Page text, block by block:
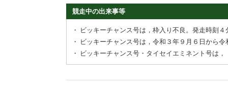
競走中の出来事等
・
ビッキーチャンス号は，枠入り不良。発走時刻４
・
ビッキーチャンス号は，令和３年９月６日から
・
ビッキーチャンス号・タイセイエミネント号は